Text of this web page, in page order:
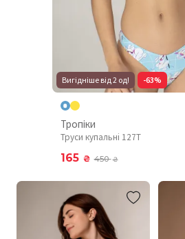
Вигідніше від 2 од! -63%
Тропіки
Труси купальні 127T
165 ₴ 450₴